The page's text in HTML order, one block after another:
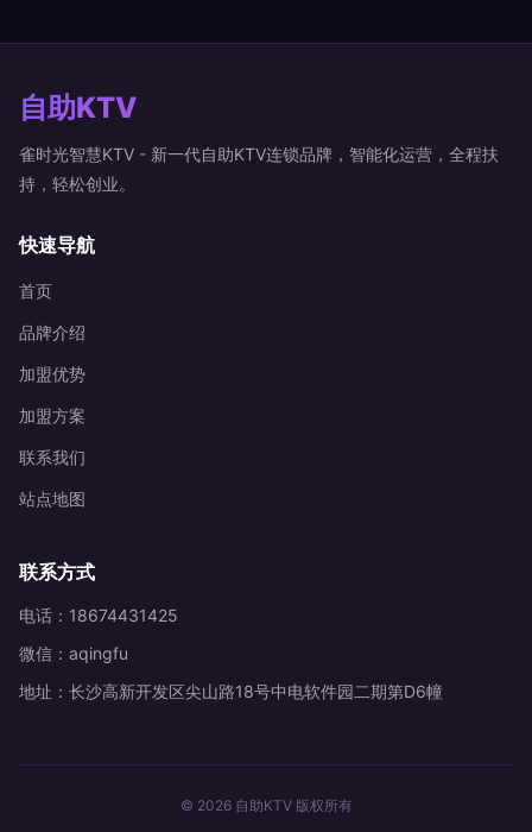
自助KTV
雀时光智慧KTV - 新一代自助KTV连锁品牌，智能化运营，全程扶
持，轻松创业。
快速导航
首页
品牌介绍
加盟优势
加盟方案
联系我们
站点地图
联系方式
电话：18674431425
微信：aqingfu
地址：长沙高新开发区尖山路18号中电软件园二期第D6幢
© 2026 自助KTV 版权所有